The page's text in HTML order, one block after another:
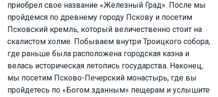
приобрел свое название «Железный Град». После мы
пройдемся по древнему городу Пскову и посетим
Псковский кремль, который величественно стоит на
скалистом холме. Побываем внутри Троицкого собора,
где раньше была расположена городская казна и
велась историческая летопись государства. Наконец,
мы посетим Псково-Печерский монастырь, где вы
пройдетесь по «Богом зданным» пещерам и услышите